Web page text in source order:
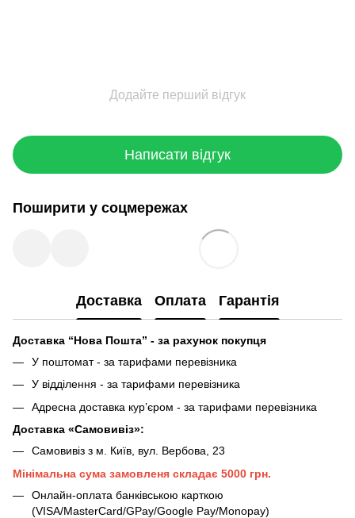
Додайте перший відгук
Написати відгук
Поширити у соцмережах
Доставка Оплата Гарантія
Доставка “Нова Пошта” - за рахунок покупця
У поштомат - за тарифами перевізника
У відділення - за тарифами перевізника
Адресна доставка кур’єром - за тарифами перевізника
Доставка «Самовивіз»:
Самовивіз з м. Київ, вул. Вербова, 23
Мінімальна сума замовленя складає 5000 грн.
Онлайн-оплата банківською карткою
(VISA/MasterCard/GPay/Google Pay/Monopay)